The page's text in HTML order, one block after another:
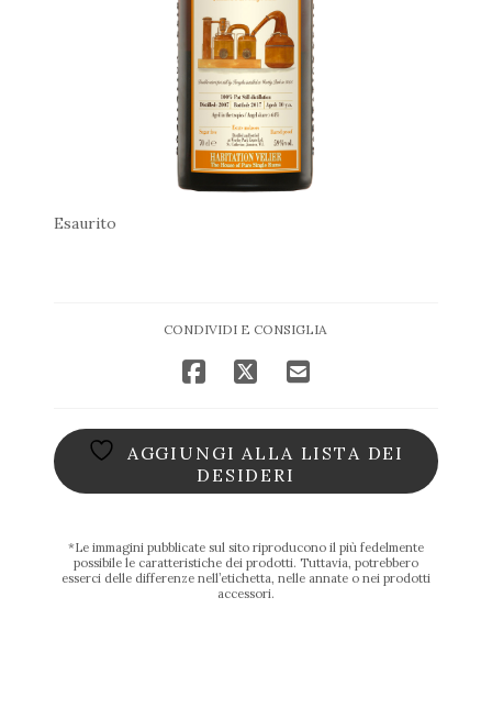
Esaurito
CONDIVIDI E CONSIGLIA
AGGIUNGI ALLA LISTA DEI
DESIDERI
*Le immagini pubblicate sul sito riproducono il più fedelmente
possibile le caratteristiche dei prodotti. Tuttavia, potrebbero
esserci delle differenze nell’etichetta, nelle annate o nei prodotti
accessori.